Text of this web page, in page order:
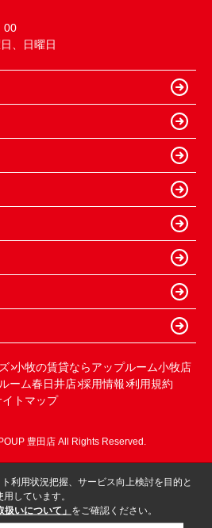
00
、日曜日
小牧の賃貸ならアップルーム小牧店
ーム春日井店 採用情報 利用規約
イトマップ
豊田店 All Rights Reserved.
利用状況把握、サービス向上検討を目的と
しています。
扱いについて」 をご確認ください。